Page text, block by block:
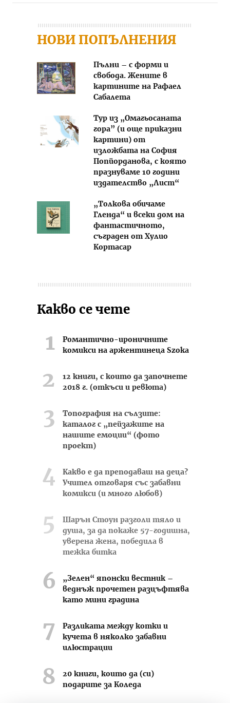
НОВИ ПОПЪЛНЕНИЯ
Пълни – с форми и
свобода. Жените в
картините на Рафаел
Сабалета
Тур из „Омагьосаната
гора” (и още приказни
картини) от
изложбата на София
Попйорданова, с която
празнуваме 10 години
издателство „Лист“
„Толкова обичаме
Гленда“ и всеки дом на
фантастичното,
съграден от Хулио
Кортасар
Какво се чете
Романтично-ироничните
комикси на аржентинеца Szoka
12 книги, с които да започнете
2018 г. (откъси и ревюта)
Топография на сълзите:
каталог с „пейзажите на
нашите емоции“ (фото
проект)
Какво е да преподаваш на деца?
Учител отговаря със забавни
комикси (и много любов)
Шарън Стоун разголи тяло и
душа, за да покаже 57-годишна,
уверена жена, победила в
тежка битка
„Зелен“ японски вестник –
веднъж прочетен разцъфтява
като мини градина
Разликата между котки и
кучета в няколко забавни
илюстрации
20 книги, които да (си)
подарите за Коледа